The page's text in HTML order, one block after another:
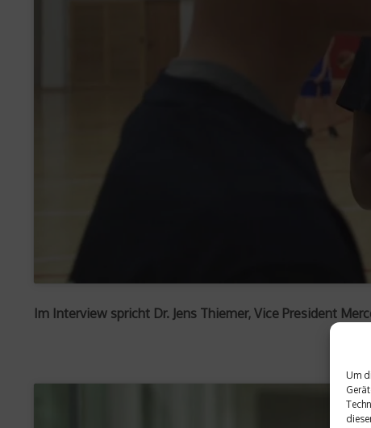
Um
Im Interview spricht Dr. Jens Thiemer, Vice President